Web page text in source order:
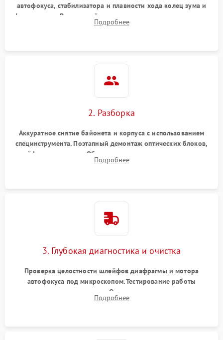
автофокуса, стабилизатора и плавности хода колец зума и
фокусировки. Визуальный осмотр линз на наличие царапин,
грибка, пыли и оценка состояния контактов байонета.
Подробнее
2. Разборка
Аккуратное снятие байонета и корпуса с использованием
специнструмента. Поэтапный демонтаж оптических блоков,
шлейфов и приводов. Обязательная маркировка положения
линзовых групп для сохранения заводской центровки при
Подробнее
3. Глубокая диагностика и очистка
Проверка целостности шлейфов диафрагмы и мотора
автофокуса под микроскопом. Тестирование работы
электромагнитного привода. Очистка оптических элементов
от пыли, следов влаги и грибка спецрастворами без
Подробнее